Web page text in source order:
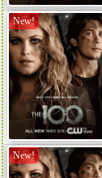
New!
New!